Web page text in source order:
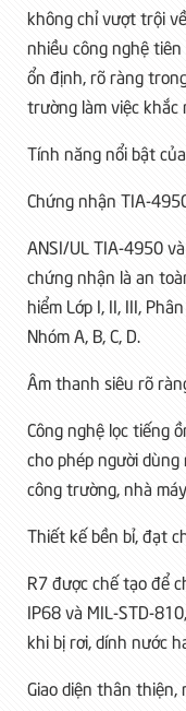
không chỉ vượt trội
nhiều công nghệ
ổn định, rõ ràng
trường làm việc khắc
Tính năng nổi bật
Chứng nhận TIA-
ANSI/UL TIA-4950
chứng nhận là an
hiểm Lớp I, II, III,
Nhóm A, B, C, D.
Âm thanh siêu rõ
Công nghệ lọc tiếng
cho phép người
công trường, nhà
Thiết kế bền bỉ, đạt
R7 được chế tạo để
IP68 và MIL-STD-
khi bị rơi, dính nước
Giao diện thân thiện,